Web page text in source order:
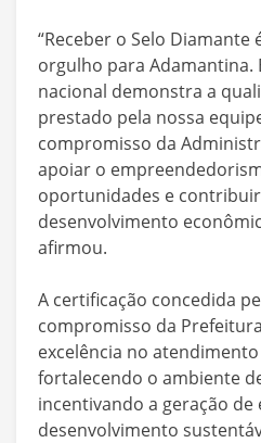
“Receber o Selo
orgulho para Adamantina.
nacional demonstra a
prestado pela nossa
compromisso da
apoiar o
oportunidades e
desenvolvimento
afirmou.
A certificação concedida
compromisso da
excelência no
fortalecendo o ambiente
incentivando a geração
desenvolvimento